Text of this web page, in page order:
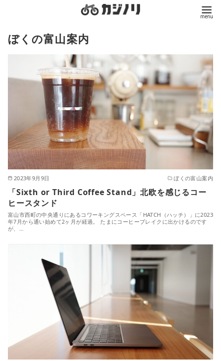
ぼくの富山案内
2023年9月9日 ぼくの富山案内
「Sixth or Third Coffee Stand」北欧を感じるコー
ヒースタンド
富山市西町の中央通りにあるコワーキングスペース「HATCH（ハッチ）」に2023
年7月から通い始めて2ヶ月が経過。 たまにコーヒーブレイクに出かけるのです
が、…